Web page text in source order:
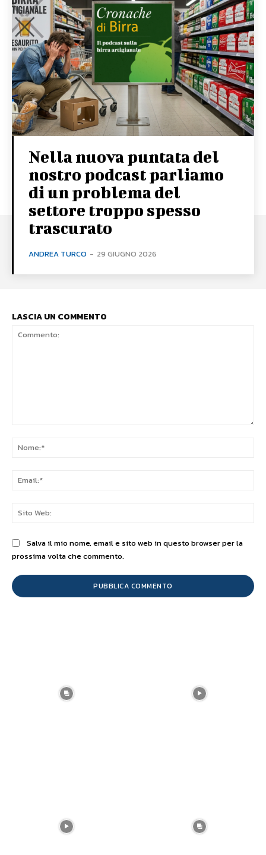
Nella nuova puntata del
nostro podcast parliamo
di un problema del
settore troppo spesso
trascurato
ANDREA TURCO - 29 GIUGNO 2026
LASCIA UN COMMENTO
Salva il mio nome, email e sito web in questo browser per la
prossima volta che commento.